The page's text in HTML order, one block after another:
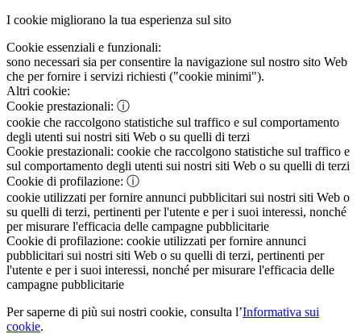
I cookie migliorano la tua esperienza sul sito
Cookie essenziali e funzionali:
sono necessari sia per consentire la navigazione sul nostro sito Web
che per fornire i servizi richiesti ("cookie minimi").
Altri cookie:
Cookie prestazionali: ⓘ
cookie che raccolgono statistiche sul traffico e sul comportamento
degli utenti sui nostri siti Web o su quelli di terzi
Cookie prestazionali: cookie che raccolgono statistiche sul traffico e
sul comportamento degli utenti sui nostri siti Web o su quelli di terzi
Cookie di profilazione: ⓘ
cookie utilizzati per fornire annunci pubblicitari sui nostri siti Web o
su quelli di terzi, pertinenti per l'utente e per i suoi interessi, nonché
per misurare l'efficacia delle campagne pubblicitarie
Cookie di profilazione: cookie utilizzati per fornire annunci
pubblicitari sui nostri siti Web o su quelli di terzi, pertinenti per
l'utente e per i suoi interessi, nonché per misurare l'efficacia delle
campagne pubblicitarie
Per saperne di più sui nostri cookie, consulta l’Informativa sui
cookie.